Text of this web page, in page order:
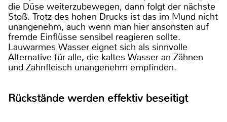
die Düse weiterzubewegen, dann folgt der nächste
Stoß. Trotz des hohen Drucks ist das im Mund nicht
unangenehm, auch wenn man hier ansonsten auf
fremde Einflüsse sensibel reagieren sollte.
Lauwarmes Wasser eignet sich als sinnvolle
Alternative für alle, die kaltes Wasser an Zähnen
und Zahnfleisch unangenehm empfinden.
Rückstände werden effektiv beseitigt